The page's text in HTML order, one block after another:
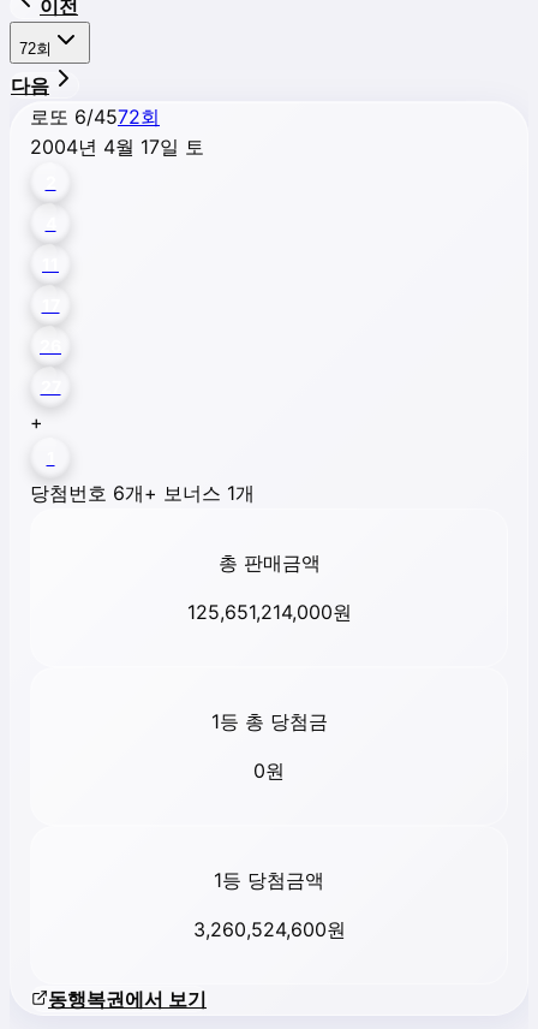
이전
72회
다음
로또 6/4572회
2004년 4월 17일 토
+
당첨번호 6개+ 보너스 1개
총 판매금액
125,651,214,000원
1등 총 당첨금
0원
1등 당첨금액
3,260,524,600원
동행복권에서 보기